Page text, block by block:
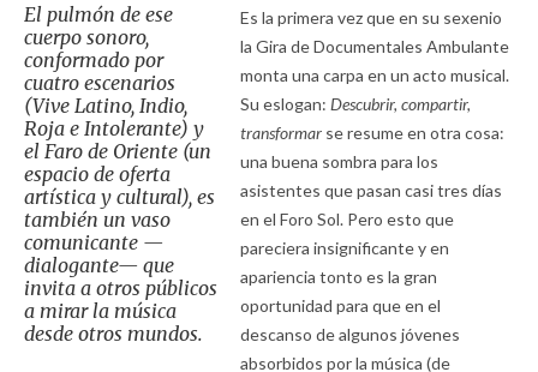
El pulmón de ese
cuerpo sonoro,
conformado por
cuatro escenarios
(Vive Latino, Indio,
Roja e Intolerante) y
el Faro de Oriente (un
espacio de oferta
artística y cultural), es
también un vaso
comunicante —
dialogante— que
invita a otros públicos
a mirar la música
desde otros mundos.
Es la primera vez que en su sexenio
la Gira de Documentales Ambulante
monta una carpa en un acto musical.
Su eslogan: Descubrir, compartir,
transformarse resume en otra cosa:
una buena sombra para los
asistentes que pasan casi tres días
en el Foro Sol. Pero esto que
pareciera insignificante y en
apariencia tonto es la gran
oportunidad para que en el
descanso de algunos jóvenes
absorbidos por la música (de